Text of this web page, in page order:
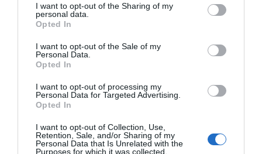
I want to opt-out of the Sharing of my
personal data.
Opted In
I want to opt-out of the Sale of my
Personal Data.
Opted In
I want to opt-out of processing my
Personal Data for Targeted Advertising.
Opted In
I want to opt-out of Collection, Use,
Retention, Sale, and/or Sharing of my
Personal Data that Is Unrelated with the
Purposes for which it was collected.
Índex2P
Añadir2Playbookcomo fuente preferida de Google
de forma gratuita
Mantente informado con las últimas noticias de actualidad.
Compartir